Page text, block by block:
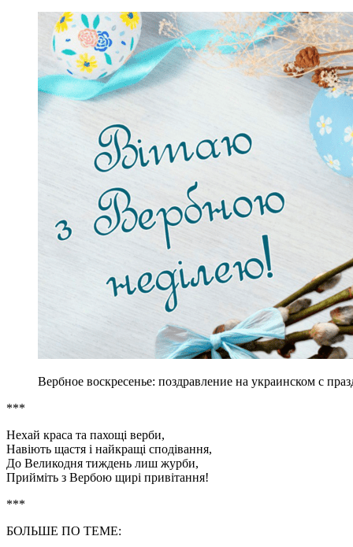
Вербное воскресенье: поздравление на украинском с
***
Нехай краса та пахощі верби,
Навіють щастя і найкращі сподівання,
До Великодня тиждень лиш журби,
Прийміть з Вербою щирі привітання!
***
БОЛЬШЕ ПО ТЕМЕ: